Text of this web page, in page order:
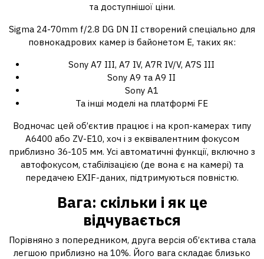
та доступнішої ціни.
Sigma 24-70mm f/2.8 DG DN II створений спеціально для
повнокадрових камер із байонетом E, таких як:
Sony A7 III, A7 IV, A7R IV/V, A7S III
Sony A9 та A9 II
Sony A1
Та інші моделі на платформі FE
Водночас цей об’єктив працює і на кроп-камерах типу
A6400 або ZV-E10, хоч і з еквівалентним фокусом
приблизно 36-105 мм. Усі автоматичні функції, включно з
автофокусом, стабілізацією (де вона є на камері) та
передачею EXIF-даних, підтримуються повністю.
Вага: скільки і як це
відчувається
Порівняно з попередником, друга версія об’єктива стала
легшою приблизно на 10%. Його вага складає близько